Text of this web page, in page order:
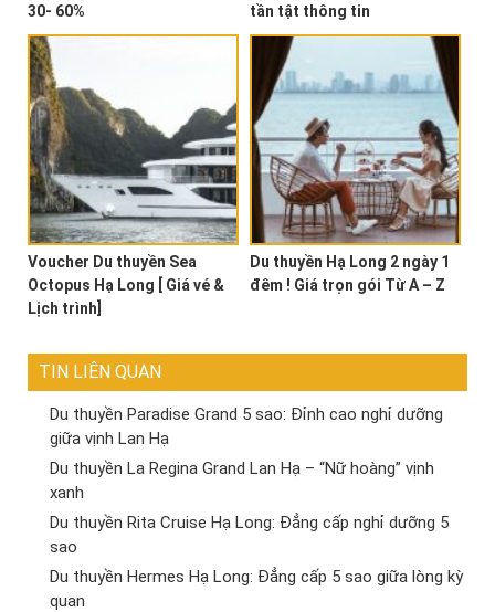
30- 60%
tần tật thông tin
Voucher Du thuyền Sea
Octopus Hạ Long [ Giá vé &
Lịch trình]
Du thuyền Hạ Long 2 ngày 1
đêm ! Giá trọn gói Từ A – Z
TIN LIÊN QUAN
Du thuyền Paradise Grand 5 sao: Đỉnh cao nghỉ dưỡng
giữa vịnh Lan Hạ
Du thuyền La Regina Grand Lan Hạ – “Nữ hoàng” vịnh
xanh
Du thuyền Rita Cruise Hạ Long: Đẳng cấp nghỉ dưỡng 5
sao
Du thuyền Hermes Hạ Long: Đẳng cấp 5 sao giữa lòng kỳ
quan